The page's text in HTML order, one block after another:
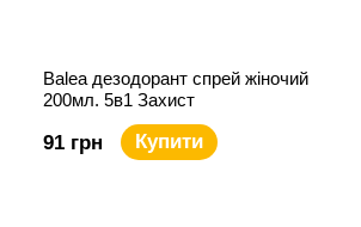
Balea дезодорант спрей жіночий
200мл. 5в1 Захист
91 грн Купити